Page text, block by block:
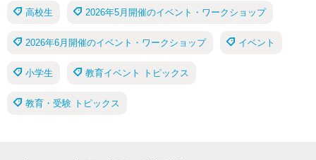
高校生 2026年5月開催のイベント・ワークショップ
2026年6月開催のイベント・ワークショップ イベント
小学生 教育イベント トピックス
教育・受験 トピックス